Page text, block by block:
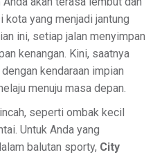
kota yang menjadi jantung
ini, setiap jalan menyimpan
kenangan. Kini, saatnya
kendaraan impian
menuju masa depan.
seperti ombak kecil
Untuk Anda yang
balutan sporty, City